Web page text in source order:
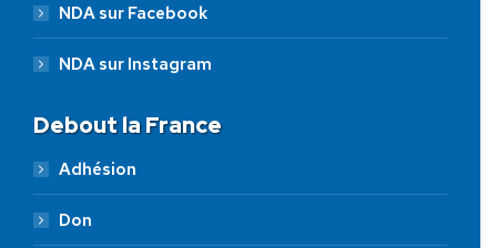
NDA sur Facebook
NDA sur Instagram
Debout la France
Adhésion
Don